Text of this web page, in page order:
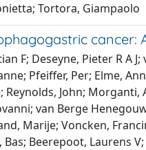
Tortora, Giampaolo
cancer:
F; Deseyne, Pieter R A
Pfeiffer, Per; Elme,
John;
van Berge
Marije; Voncken,
Beerepoot, Laurens